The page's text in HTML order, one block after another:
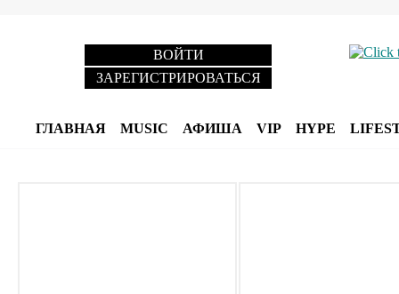
ВОЙТИ
ЗАРЕГИСТРИРОВАТЬСЯ
ГЛАВНАЯ MUSIC АФИША VIP HYPE